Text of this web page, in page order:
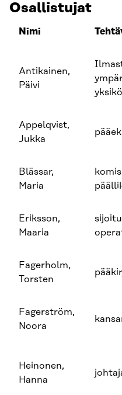
Osallistujat
Nimi
Antikainen,
Päivi
Appelqvist,
Jukka
Blässar,
Maria
Eriksson,
Maaria
Fagerholm,
Torsten
Fagerström,
Noora
Heinonen,
Hanna